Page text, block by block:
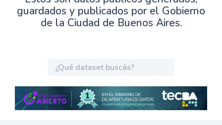
guardados y publicados por el Gobierno
de la Ciudad de Buenos Aires.